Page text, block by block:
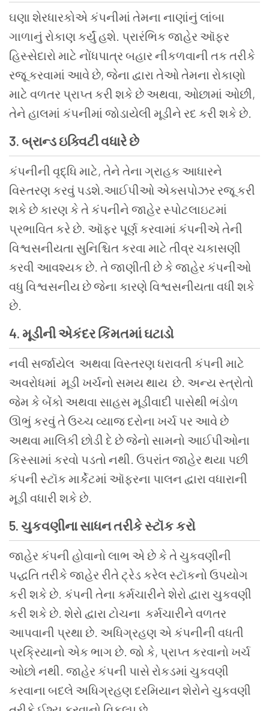
ઘણા શેરધારકોએકંપનીમાં તેમના નાણાંનું લાંબા
ગાળાનું રોકાણકર્યુંહશે. પ્રારંભિકજાહેર ઑફર
હિસ્સેદારો માટે નોંધપાત્રબહારનીકળવાની તકતરીકે
રજૂ કરવામાં આવે છે, જેના દ્વારા તેઓતેમના રોકાણો
માટે વળતર પ્રાપ્તકરી શકે છે અથવા, ઓછામાં ઓછી,
તેને હાલમાં કંપનીમાં જોડાયેલી મૂડીને રદકરી શકે છે.
3. બ્રાન્ડઇક્વિટીવધારેછે
કંપનીની વૃદ્ધિ માટે, તેને તેના ગ્રાહક આધારને
વિસ્તરણ કરવું પડશે.આઈપીઓ એક્સપોઝર રજૂકરી
શકે છેકારણકેતેકંપનીને જાહેર સ્પોટલાઇટમાં
પ્રભાવિતકરે છે. ઑફર પૂર્ણકરવામાં કંપનીએતેની
વિશ્વસનીયતા સુનિશ્ચિતકરવા માટે તીવ્રચકાસણી
કરવી આવશ્યક છે. તેજાણીતી છેકેજાહેરકંપનીઓ
વધુ વિશ્વસનીય છેજેના કારણે વિશ્વસનીયતા વધી શકે
છે.
4. મૂડીનીએકંદરકિંમતમાંઘટાડો
નવી સર્જાયેલ અથવા વિસ્તરણ ધરાવતી કંપની માટે
અવરોધમાં મૂડી ખર્ચનો સમય થાય છે. અન્ય સ્ત્રોતો
જેમકેબેંકો અથવા સાહસમૂડીવાદી પાસેથી ભંડોળ
ઊભું કરવુંતેઉચ્ચ વ્યાજદરોના ખર્ચ પર આવે છે
અથવા માલિકી છોડી દે છેજેનો સામનો આઈપીઓના
કિસ્સામાં કરવો પડતો નથી. ઉપરાંતજાહેરથયા પછી
કંપની સ્ટૉકમાર્કેટમાં ઑફરના પાલન દ્વારા વધારાની
મૂડી વધારી શકે છે.
5. ચુકવણીનાસાધનતરીકેસ્ટૉકકરો
જાહેરકંપની હોવાનો લાભ એ છેકેતેચુકવણીની
પદ્ધતિતરીકેજાહેર રીતેટ્રેડકરેલ સ્ટૉકનો ઉપયોગ
કરી શકે છે. કંપની તેના કર્મચારીને શેરો દ્વારા ચુકવણી
કરી શકે છે. શેરો દ્વારા ટોચના કર્મચારીને વળતર
આપવાની પ્રથા છે. અધિગ્રહણ એકંપનીની વધતી
પ્રક્રિયાનો એકભાગ છે. જો કે, પ્રાપ્તકરવાનો ખર્ચ
ઓછો નથી. જાહેરકંપની પાસે રોકડમાં ચુકવણી
કરવાના બદલે અધિગ્રહણદરમિયાન શેરોને ચુકવણી